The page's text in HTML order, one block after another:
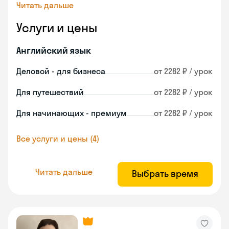
Читать дальше
Услуги и цены
Английский язык
Деловой - для бизнеса от 2282 ₽ / урок
Для путешествий от 2282 ₽ / урок
Для начинающих - премиум от 2282 ₽ / урок
Все услуги и цены (4)
Читать дальше Выбрать время